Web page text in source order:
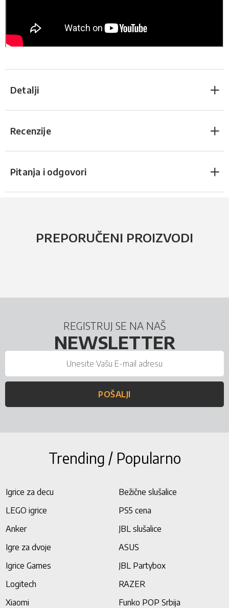
Detalji
Recenzije
Pitanja i odgovori
PREPORUČENI PROIZVODI
REGISTRUJ SE NA NAŠ
NEWSLETTER
POŠALJI
Trending / Popularno
Igrice za decu
Bežične slušalice
LEGO igrice
PS5 cena
Anker
JBL slušalice
Igre za dvoje
ASUS
Igrice Games
JBL Partybox
Logitech
RAZER
Xiaomi
Funko POP Srbija